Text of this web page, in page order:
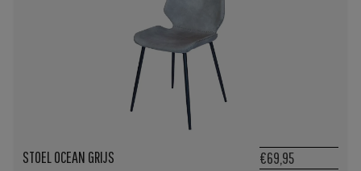
STOEL OCEAN GRIJS €69,95